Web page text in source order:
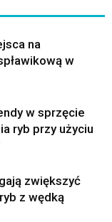
na
w
w sprzęcie
ryb przy użyciu
zwiększyć
z wędką